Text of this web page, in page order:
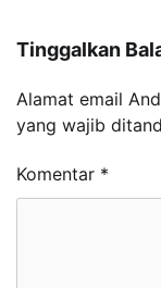
Tinggalkan
Alamat email
yang wajib
Komentar *